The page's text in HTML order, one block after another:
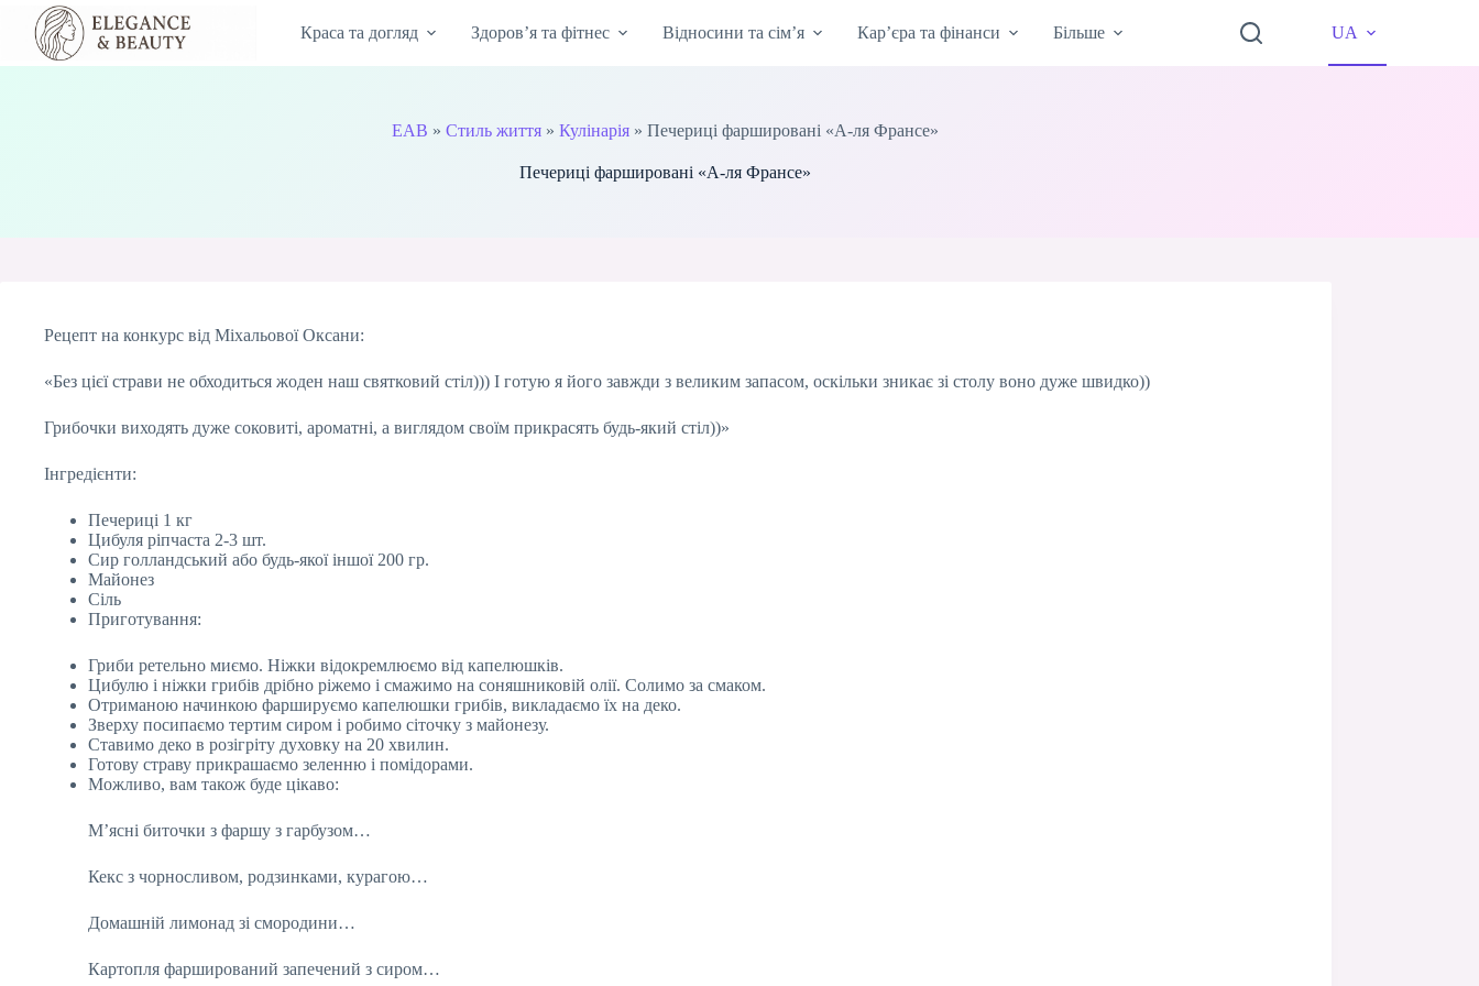
Перейти
вмісту
Краса та догляд Здоров’я та фітнес Відносини та сім’я Кар’єра та фінанси Більше UA
EAB »Стиль життя »Кулінарія »Печериці фаршировані «А-ля Франсе»
Печериці фаршировані «А-ля Франсе»
Рецепт на конкурс від Міхальової Оксани:
«Без цієї страви не обходиться жоден наш святковий стіл))) І готую я його завжди з великим запасом, оскільки зникає зі столу воно дуже швидко))
Грибочки виходять дуже соковиті, ароматні, а виглядом своїм прикрасять будь-який стіл))»
Інгредієнти:
Печериці 1 кг
Цибуля ріпчаста 2-3 шт.
Сир голландський або будь-якої іншої 200 гр.
Майонез
Сіль
Приготування:
Гриби ретельно миємо. Ніжки відокремлюємо від капелюшків.
Цибулю і ніжки грибів дрібно ріжемо і смажимо на соняшниковій олії. Солимо за смаком.
Отриманою начинкою фаршируємо капелюшки грибів, викладаємо їх на деко.
Зверху посипаємо тертим сиром і робимо сіточку з майонезу.
Ставимо деко в розігріту духовку на 20 хвилин.
Готову страву прикрашаємо зеленню і помідорами.
Можливо, вам також буде цікаво:
М’ясні биточки з фаршу з гарбузом…
Кекс з чорносливом, родзинками, курагою…
Домашній лимонад зі смородини…
Картопля фарширований запечений з сиром…